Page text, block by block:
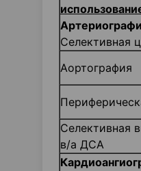
Селективная
Аортография
Селективная
в/а ДСА